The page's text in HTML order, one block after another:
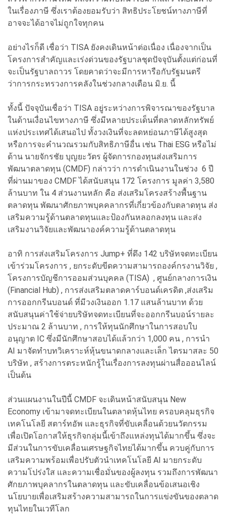
ในเรื่องภาษี ซึ่งเราต้องยอมรับว่า สิทธิประโยชน์ทางภาษีที่
อาจจะได้อาจไม่ถูกใจทุกคน
อย่างไรก็ดี เชื่อว่า TISA ยังคงเดินหน้าต่อเนื่อง เนื่องจากเป็น
โครงการสำคัญและเร่งด่วนของรัฐบาลชุดปัจจุบันตั้งแต่ก่อนที่
จะเป็นรัฐบาลถาวร โดยคาดว่าจะมีการหารือกับรัฐมนตรี
ว่าการกระทรวงการคลังในช่วงกลางเดือน มิ.ย. นี้
ทั้งนี้ ปัจจุบันเชื่อว่า TISA อยู่ระหว่างการพิจารณาของรัฐบาล
ในด้านเงื่อนไขทางภาษี ซึ่งมีหลายประเด็นที่ตลาดหลักทรัพย์
แห่งประเทศได้เสนอไป ทั้งวงเงินที่จะลดหย่อนภาษีได้สูงสุด
หรือการจะคำนวณรวมกับสิทธิภาษีอื่น เช่น Thai ESG หรือไม่
ด้าน นายจักรชัย บุญยะวัตร ผู้จัดการกองทุนส่งเสริมการ
พัฒนาตลาดทุน (CMDF) กล่าวว่า การดำเนินงานในช่วง 6 ปี
ที่ผ่านมาของ CMDF ได้สนับสนุน 172 โครงการ มูลค่า 3,580
ล้านบาท ใน 4 ส่วนงานหลัก คือ ส่งเสริมโครงสร้างพื้นฐาน
ตลาดทุน พัฒนาศักยภาพบุคคลากรที่เกี่ยวข้องกับตลาดทุน ส่ง
เสริมความรู้ด้านตลาดทุนและป้องกันหลอกลงทุน และส่ง
เสริมงานวิจัยและพัฒนาองค์ความรู้ด้านตลาดทุน
อาทิ การส่งเสริมโครงการ Jump+ ที่ดึง 142 บริษัทจดทะเบียน
เข้าร่วมโครงการ , ยกระดับขีดความสามารถองค์กรงานวิจัย ,
โครงการบัญชีการออมส่วนบุคคล (TISA) , ศูนย์กลางการเงิน
(Financial Hub) , การส่งเสริมตลาดคาร์บอนด์เครดิต ,ส่งเสริม
การออกกรีนบอนด์ ที่มีวงเงินออก 1.17 แสนล้านบาท ด้วย
สนับสนุนค่าใช้จ่ายบริษัทจดทะเบียนที่จะออกกรีนบอน์รายละ
ประมาณ 2 ล้านบาท , การให้ทุนนักศึกษาในการสอบใบ
อนุญาต IC ซึ่งมีนักศึกษาสอบได้แล้วกว่า 1,000 คน , การนำ
AI มาจัดทำบทวิเคราะห์หุ้นขนาดกลางและเล็ก ไตรมาสละ 50
บริษัท , สร้างการตระหนักรู้ในเรื่องการลงทุนผ่านสื่อออนไลน์
เป็นต้น
ส่วนแผนงานในปีนี้ CMDF จะเดินหน้าสนับสนุน New
Economy เข้ามาจดทะเบียนในตลาดหุ้นไทย ครอบคลุมธุรกิจ
เทคโนโลยี สตาร์ทอัพ และธุรกิจที่ขับเคลื่อนด้วยนวัตกรรม
เพื่อเปิดโอกาสให้ธุรกิจกลุ่มนี้เข้าถึงแหล่งทุนได้มากขึ้น ซึ่งจะ
มีส่วนในการขับเคลื่อนเศรษฐกิจไทยได้มากขึ้น ควบคู่กับการ
เสริมความพร้อมเพื่อปรับตัวนำเทคโนโลยี AI มายกระดับ
ความโปร่งใส และความเชื่อมั่นของผู้ลงทุน รวมถึงการพัฒนา
ศักยภาพบุคลากรในตลาดทุน และขับเคลื่อนข้อเสนอเชิง
นโยบายเพื่อเสริมสร้างความสามารถในการแข่งขันของตลาด
ทุนไทยในเวทีโลก